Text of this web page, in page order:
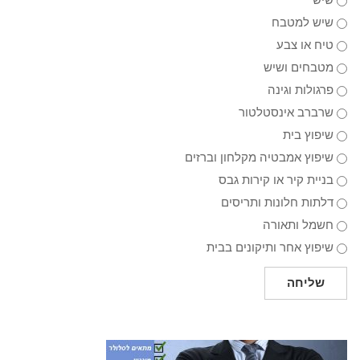
שיש למטבח
טיח או צבע
מטבחים ושיש
פרגולות וגינה
שרברב אינסטלטור
שיפוץ בית
שיפוץ אמבטיה מקלחון וברזים
בניית קיר או קירות גבס
דלתות חלונות ותריסים
חשמל ותאורה
שיפוץ אחר ותיקונים בבית
שליחה